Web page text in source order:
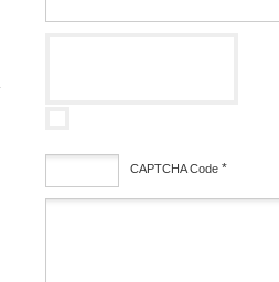
CAPTCHA Code *